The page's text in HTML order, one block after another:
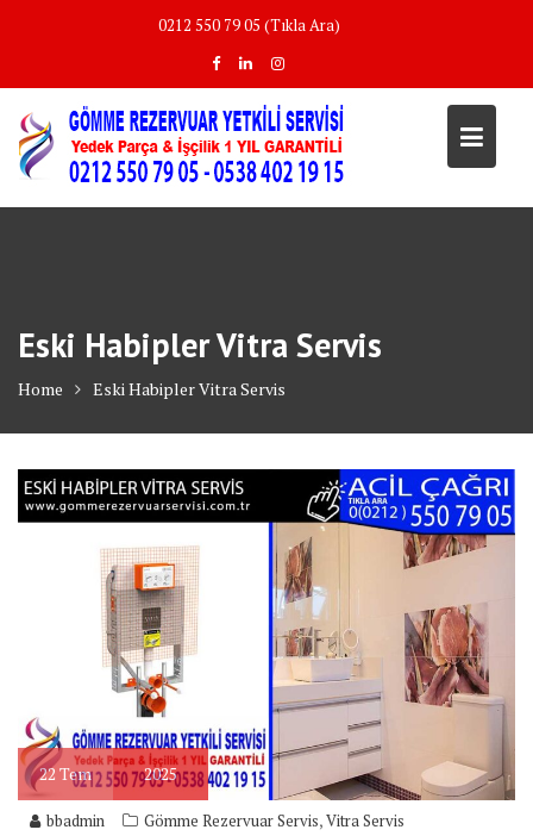
0212 550 79 05 (Tıkla Ara)
Eski Habipler Vitra Servis
Home Eski Habipler Vitra Servis
22 Tem 2025
bbadmin Gömme Rezervuar Servis,Vitra Servis